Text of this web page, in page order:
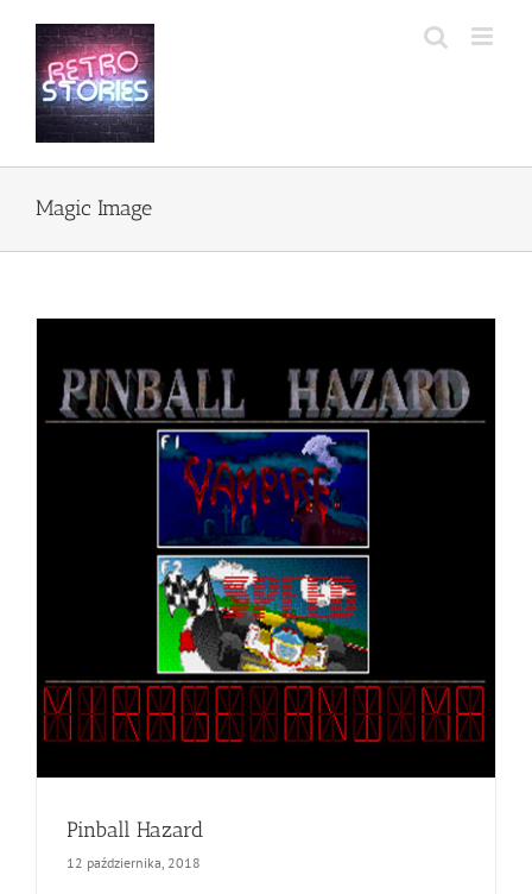
zawartości
Magic Image
Pinball Hazard
12 października, 2018